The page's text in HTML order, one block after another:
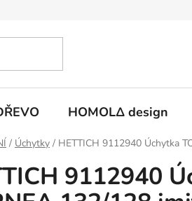
HOMOLΔ design
/ Úchytky / HETTICH 9112940 Úchytka
9112940